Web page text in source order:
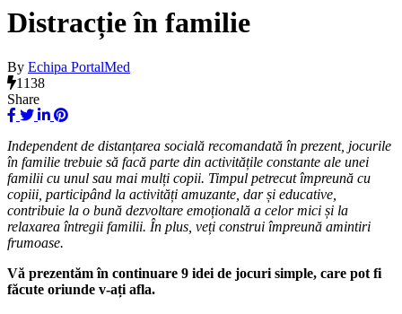
Distracție în familie
By Echipa PortalMed
1138
Share
Independent de distanțarea socială recomandată în prezent, jocurile
în familie trebuie să facă parte din activitățile constante ale unei
familii cu unul sau mai mulți copii. Timpul petrecut împreună cu
copiii, participând la activități amuzante, dar și educative,
contribuie la o bună dezvoltare emoțională a celor mici și la
relaxarea întregii familii. În plus, veți construi împreună amintiri
frumoase.
Vă prezentăm în continuare 9 idei de jocuri simple, care pot fi
făcute oriunde v-ați afla.